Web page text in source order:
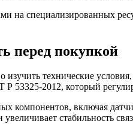
на специализированных
перед покупкой
технические
53325-2012, который
компонентов, включая
стабильность